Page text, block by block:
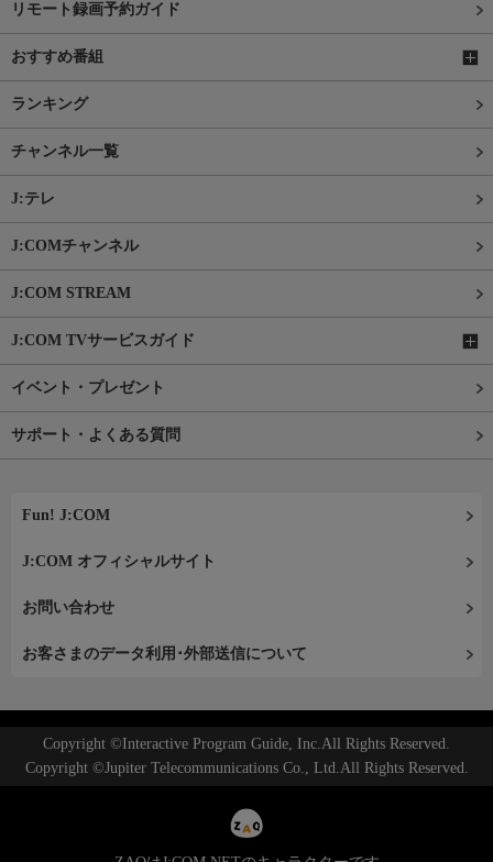
リモート録画予約ガイド
おすすめ番組
ランキング
チャンネル一覧
J:テレ
J:COMチャンネル
J:COM STREAM
J:COM TVサービスガイド
イベント・プレゼント
サポート・よくある質問
Fun! J:COM
J:COM オフィシャルサイト
お問い合わせ
お客さまのデータ利用･外部送信について
Copyright ©Interactive Program Guide, Inc.All Rights Reserved.
Copyright ©Jupiter Telecommunications Co., Ltd.All Rights Reserved.